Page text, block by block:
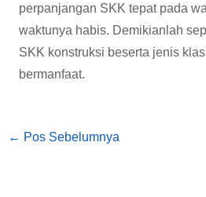
perpanjangan SKK tepat pada
waktunya habis. Demikianlah
SKK konstruksi beserta jenis
bermanfaat.
← Pos Sebelumnya